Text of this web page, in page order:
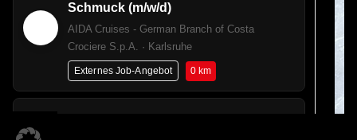
Schmuck (m/w/d)
AIDA Cruises - German Branch of Costa
Crociere S.p.A. · Karlsruhe
Externes Job-Angebot 0 km